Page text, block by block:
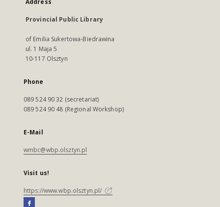
Address
Provincial Public Library
of Emilia Sukertowa-Biedrawina
ul. 1 Maja 5
10-117 Olsztyn
Phone
089 524 90 32 (secretariat)
089 524 90 48 (Regional Workshop)
E-Mail
wmbc@wbp.olsztyn.pl
Visit us!
https://www.wbp.olsztyn.pl/